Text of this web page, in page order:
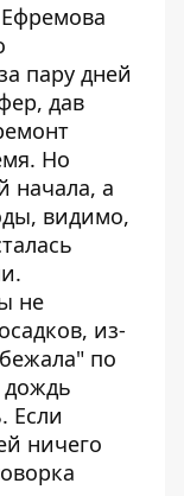
пару дней
дав
Но
начала, а
видимо,
не
из-
по
дождь
Если
ничего